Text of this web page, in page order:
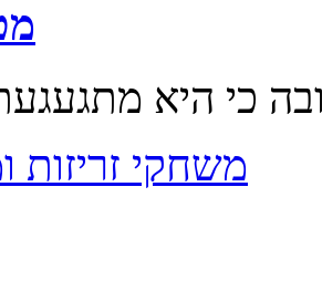
משחקי זריזות